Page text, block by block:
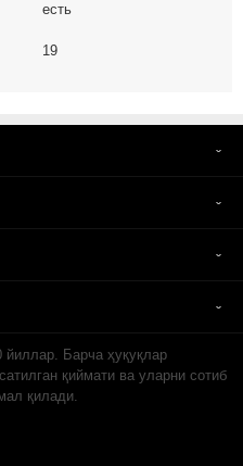
есть
19
Барча ҳуқуқлар
қиймати ва уларни сотиб
қилади.